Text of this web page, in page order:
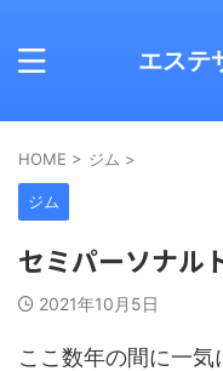
エステ
HOME > ジム >
ジム
セミパーソナル
2021年10月5日
ここ数年の間に一